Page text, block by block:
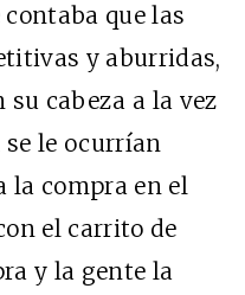
contaba que las
y aburridas,
cabeza a la vez
le ocurrían
la compra en el
el carrito de
y la gente la